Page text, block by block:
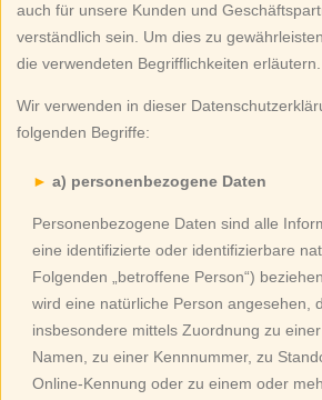
auch für unsere Kunden und
verständlich sein. Um dies zu
die verwendeten Begrifflichkeiten erläutern.
Wir verwenden in dieser
folgenden Begriffe:
a) personenbezogene Daten
Personenbezogene Daten sind alle
eine identifizierte oder identifizierbare
Folgenden „betroffene Person“)
wird eine natürliche Person angesehen,
insbesondere mittels Zuordnung zu
Namen, zu einer Kennnummer, zu
Online-Kennung oder zu einem oder